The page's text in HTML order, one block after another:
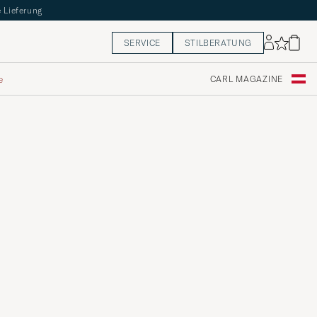
Lieferung
SERVICE STILBERATUNG
CARL MAGAZINE